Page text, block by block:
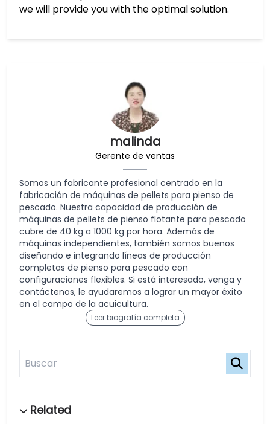
we will provide you with the optimal solution.
malinda
Gerente de ventas
Somos un fabricante profesional centrado en la
fabricación de máquinas de pellets para pienso de
pescado. Nuestra capacidad de producción de
máquinas de pellets de pienso flotante para pescado
cubre de 40 kg a 1000 kg por hora. Además de
máquinas independientes, también somos buenos
diseñando e integrando líneas de producción
completas de pienso para pescado con
configuraciones flexibles. Si está interesado, venga y
contáctenos, le ayudaremos a lograr un mayor éxito
en el campo de la acuicultura.
Leer biografía completa